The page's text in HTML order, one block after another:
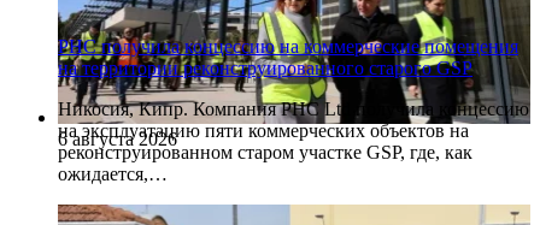
6 августа 2026
PHC получила концессию на коммерческие помещения
на территории реконструированного старого GSP
Никосия, Кипр. Компания PHC Ltd получила концессию
на эксплуатацию пяти коммерческих объектов на
реконструированном старом участке GSP, где, как
ожидается,…